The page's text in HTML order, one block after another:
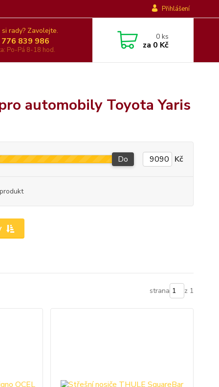
Přihlášení
rady? Zavolejte.
839 986
Po-Pá 8-18 hod.
0ks
za 0 Kč
automobily Toyota Yaris
Do Kč
strana z 1